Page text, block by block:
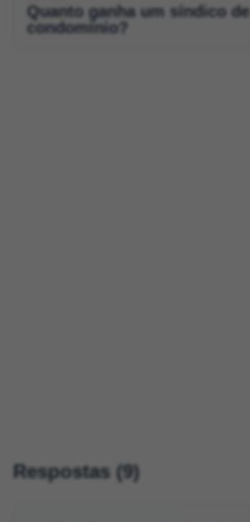
Quanto ganha um síndico de
condomínio?
Respostas (9)